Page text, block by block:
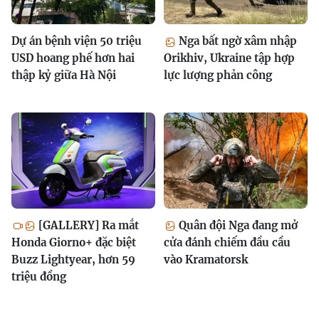
Dự án bệnh viện 50 triệu
USD hoang phế hơn hai
thập kỷ giữa Hà Nội
Nga bất ngờ xâm nhập
Orikhiv, Ukraine tập hợp
lực lượng phản công
[GALLERY] Ra mắt
Honda Giorno+ đặc biệt
Buzz Lightyear, hơn 59
triệu đồng
Quân đội Nga đang mở
cửa đánh chiếm đầu cầu
vào Kramatorsk